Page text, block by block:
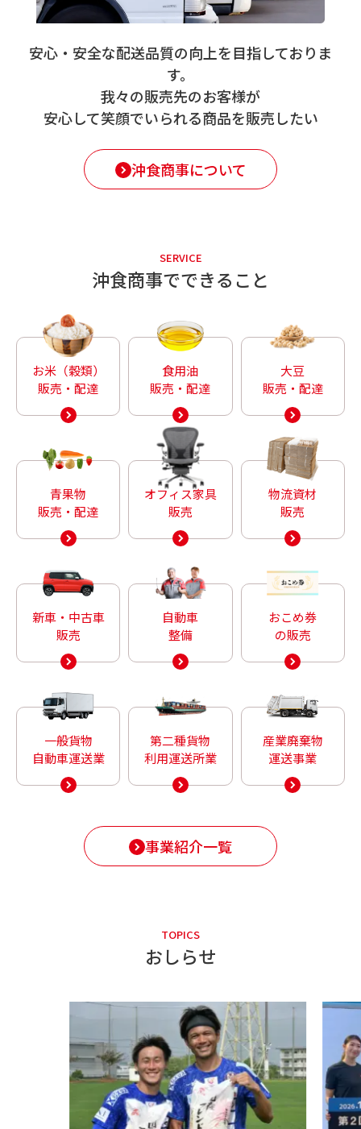
安心・安全な配送品質の向上を目指しておりま
す。
我々の販売先のお客様が
安心して笑顔でいられる商品を販売したい
沖食商事について
SERVICE
沖食商事でできること
お米（穀類）
販売・配達
食用油
販売・配達
大豆
販売・配達
青果物
販売・配達
オフィス家具
販売
物流資材
販売
新車・中古車
販売
自動車
整備
おこめ券
の販売
一般貨物
自動車運送業
第二種貨物
利用運送所業
産業廃棄物
運送事業
事業紹介一覧
TOPICS
おしらせ